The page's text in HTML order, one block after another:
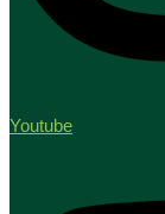
Youtube